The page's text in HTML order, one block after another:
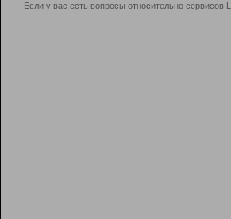
Если у вас есть вопросы относительно